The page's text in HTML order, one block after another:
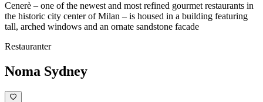
Cenerè – one of the newest and most refined gourmet restaurants in
the historic city center of Milan – is housed in a building featuring
tall, arched windows and an ornate sandstone facade
Restauranter
Noma Sydney